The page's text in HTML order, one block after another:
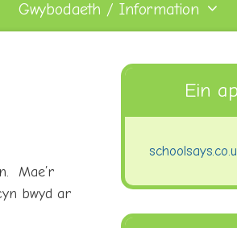
Gwybodaeth / Information
Mae’r
bwyd ar
Ein